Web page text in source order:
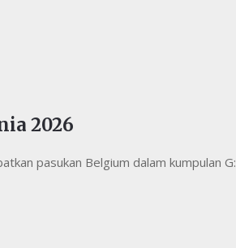
2026
pasukan Belgium dalam kumpulan G: